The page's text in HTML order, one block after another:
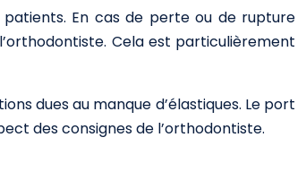
patients. En cas de perte ou de rupture
Cela est particulièrement
dues au manque d’élastiques. Le port
des consignes de l’orthodontiste.